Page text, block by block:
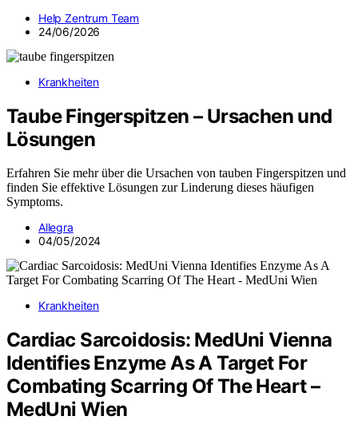
Help Zentrum Team
24/06/2026
Krankheiten
Taube Fingerspitzen – Ursachen und
Lösungen
Erfahren Sie mehr über die Ursachen von tauben Fingerspitzen und
finden Sie effektive Lösungen zur Linderung dieses häufigen
Symptoms.
Allegra
04/05/2024
Krankheiten
Cardiac Sarcoidosis: MedUni Vienna
Identifies Enzyme As A Target For
Combating Scarring Of The Heart –
MedUni Wien